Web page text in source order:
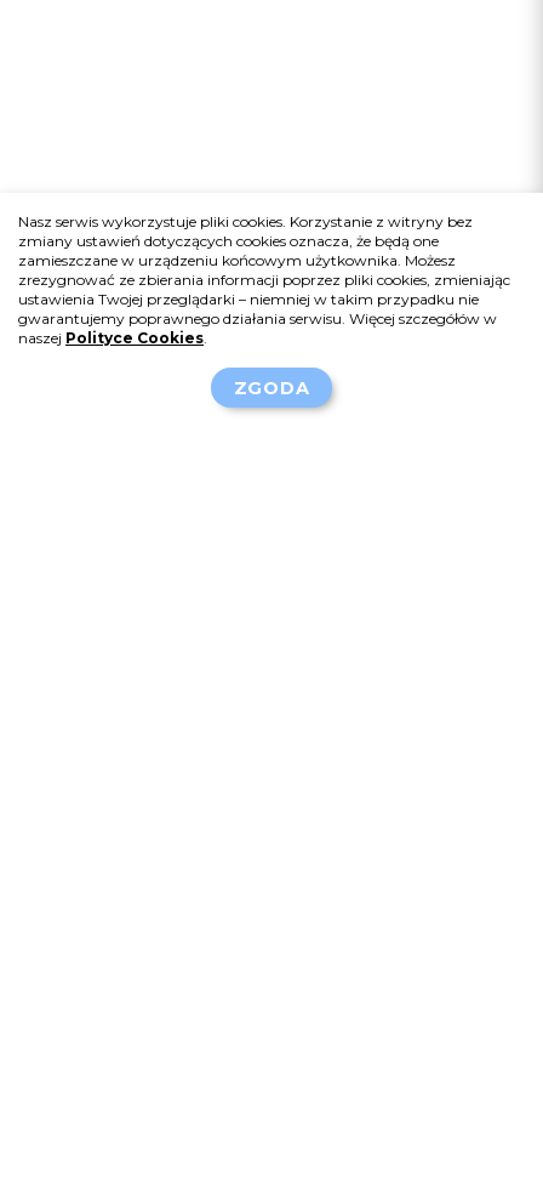
Nasz serwis wykorzystuje pliki cookies. Korzystanie z witryny bez
zmiany ustawień dotyczących cookies oznacza, że będą one
zamieszczane w urządzeniu końcowym użytkownika. Możesz
zrezygnować ze zbierania informacji poprzez pliki cookies, zmieniając
ustawienia Twojej przeglądarki – niemniej w takim przypadku nie
gwarantujemy poprawnego działania serwisu. Więcej szczegółów w
naszej Polityce Cookies.
ZGODA